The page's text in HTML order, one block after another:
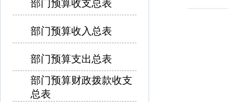
部门预算收支总表
部门预算收入总表
部门预算支出总表
部门预算财政拨款收支
总表